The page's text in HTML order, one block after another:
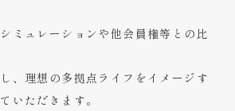
ミュレーションや他会員権等との比
、理想の多拠点ライフをイメージす
いただきます。